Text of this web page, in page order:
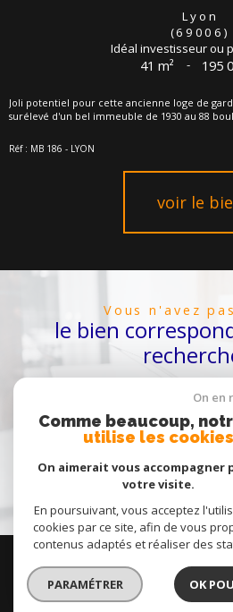
Lyon
(69006)
Idéal investisseur ou
41 m² - 195
Joli potentiel pour cette ancienne loge de
surélevé d'un bel immeuble de 1930 au 88
Réf : MB 186 - LYON
voir le
vous n'avez
le bien
Créer une alerte email et recevez les
créer
se
On en
Comme beaucoup,
utilise les cookies
On aimerait vous accompagner
votre visite.
En poursuivant, vous acceptez
cookies par ce site, afin de vous
contenus adaptés et réaliser des
PARAMÉTRER OK